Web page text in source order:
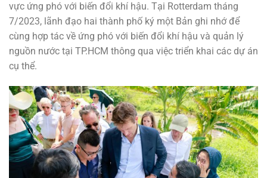
vực ứng phó với biến đổi khí hậu. Tại Rotterdam tháng
7/2023, lãnh đạo hai thành phố ký một Bản ghi nhớ để
cùng hợp tác về ứng phó với biến đổi khí hậu và quản lý
nguồn nước tại TP.HCM thông qua việc triển khai các dự án
cụ thể.